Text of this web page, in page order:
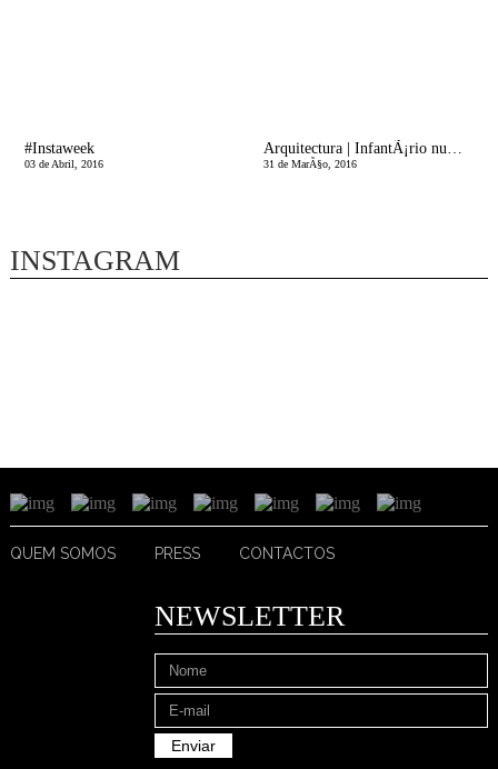
#Instaweek
03 de Abril, 2016
Arquitectura | InfantÃ¡rio numa Vinha
31 de MarÃ§o, 2016
INSTAGRAM
QUEM SOMOS PRESS CONTACTOS
NEWSLETTER